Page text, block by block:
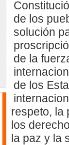
de los
solución
de la
de los
respeto, la
los
la paz y la